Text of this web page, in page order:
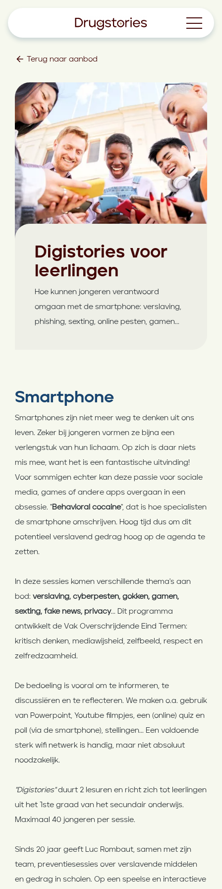
Terug naar aanbod
Digistories voor
leerlingen
Hoe kunnen jongeren verantwoord
omgaan met de smartphone: verslaving,
phishing, sexting, online pesten, gamen...
Smartphone
Smartphones zijn niet meer weg te denken uit ons
leven. Zeker bij jongeren vormen ze bijna een
verlengstuk van hun lichaam. Op zich is daar niets
mis mee, want het is een fantastische uitvinding!
Voor sommigen echter kan deze passie voor sociale
media, games of andere apps overgaan in een
obsessie. "Behavioral cocaine", dat is hoe specialisten
de smartphone omschrijven. Hoog tijd dus om dit
potentieel verslavend gedrag hoog op de agenda te
zetten.
In deze sessies komen verschillende thema's aan
bod: verslaving, cyberpesten, gokken, gamen,
sexting, fake news, privacy... Dit programma
ontwikkelt de Vak Overschrijdende Eind Termen:
kritisch denken, mediawijsheid, zelfbeeld, respect en
zelfredzaamheid.
De bedoeling is vooral om te informeren, te
discussiëren en te reflecteren. We maken o.a. gebruik
van Powerpoint, Youtube filmpjes, een (online) quiz en
poll (via de smartphone), stellingen... Een voldoende
sterk wifi netwerk is handig, maar niet absoluut
noodzakelijk.
"Digistories"duurt 2 lesuren en richt zich tot leerlingen
uit het 1ste graad van het secundair onderwijs.
Maximaal 40 jongeren per sessie.
Sinds 20 jaar geeft Luc Rombaut, samen met zijn
team, preventiesessies over verslavende middelen
en gedrag in scholen. Op een speelse en interactieve